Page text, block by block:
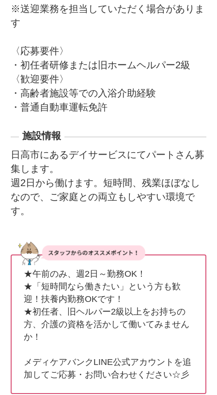
※送迎業務を担当していただく場合がありま
す
〈応募要件〉
・初任者研修または旧ホームヘルパー2級
〈歓迎要件〉
・高齢者施設等での入浴介助経験
・普通自動車運転免許
施設情報
日高市にあるデイサービスにてパートさん募
集します。
週2日から働けます。短時間、残業ほぼなし
なので、ご家庭との両立もしやすい環境で
す。
★午前のみ、週2日～勤務OK！
★「短時間なら働きたい」という方も歓
迎！扶養内勤務OKです！
★初任者、旧ヘルパー2級以上をお持ちの
方、介護の資格を活かして働いてみません
か！
メディケアバンクLINE公式アカウントを追
加してご応募・お問い合わせください☆彡